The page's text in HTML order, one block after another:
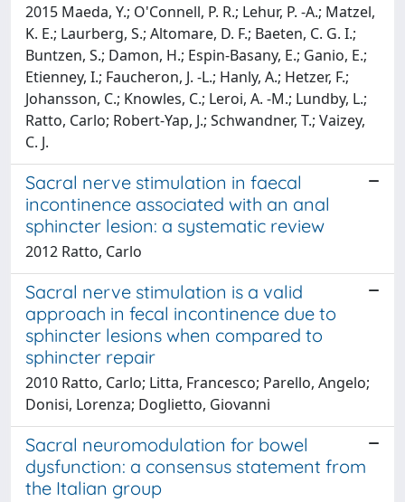
2015 Maeda, Y.; O'Connell, P. R.; Lehur, P. -A.; Matzel,
K. E.; Laurberg, S.; Altomare, D. F.; Baeten, C. G. I.;
Buntzen, S.; Damon, H.; Espin-Basany, E.; Ganio, E.;
Etienney, I.; Faucheron, J. -L.; Hanly, A.; Hetzer, F.;
Johansson, C.; Knowles, C.; Leroi, A. -M.; Lundby, L.;
Ratto, Carlo; Robert-Yap, J.; Schwandner, T.; Vaizey,
C. J.
Sacral nerve stimulation in faecal
incontinence associated with an anal
sphincter lesion: a systematic review
2012 Ratto, Carlo
Sacral nerve stimulation is a valid
approach in fecal incontinence due to
sphincter lesions when compared to
sphincter repair
2010 Ratto, Carlo; Litta, Francesco; Parello, Angelo;
Donisi, Lorenza; Doglietto, Giovanni
Sacral neuromodulation for bowel
dysfunction: a consensus statement from
the Italian group